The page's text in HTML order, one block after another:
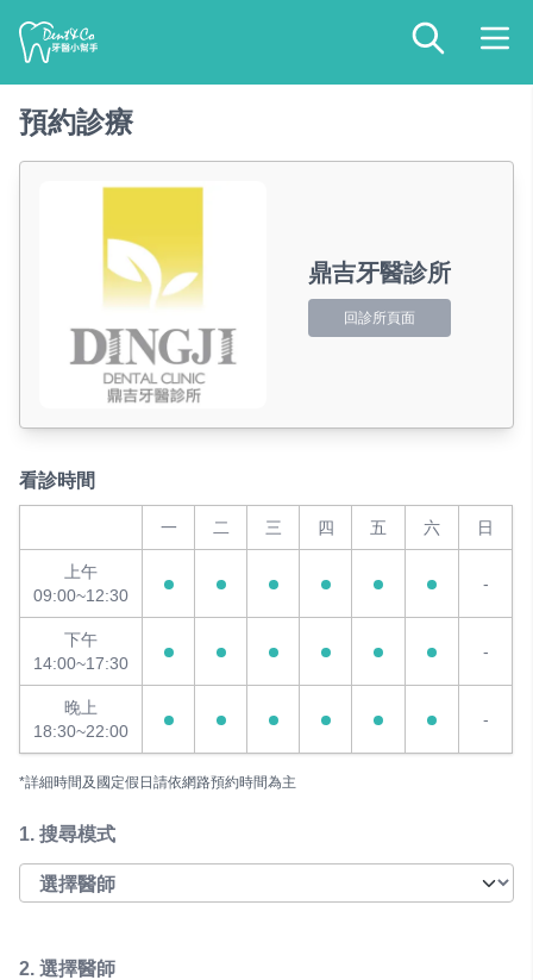
預約診療
鼎吉牙醫診所
回診所頁面
看診時間
一 二 三 四 五 六 日
上午
09:00~12:30
-
下午
14:00~17:30
-
晚上
18:30~22:00
-
*詳細時間及國定假日請依網路預約時間為主
1. 搜尋模式
2. 選擇醫師